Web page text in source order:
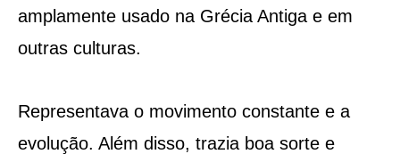
amplamente usado na Grécia Antiga e em
outras culturas.
Representava o movimento constante e a
evolução. Além disso, trazia boa sorte e